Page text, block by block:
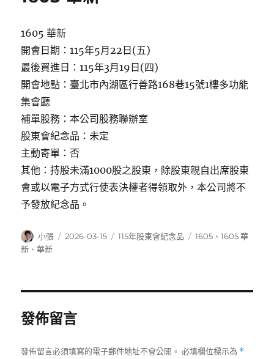
1605 華新
開會日期：115年5月22日(五)
最後買進日：115年3月19日(四)
開會地點：臺北市內湖區行善路168巷15號1樓多功能
集會廳
補單股務：本公司股務聯辦室
股東會紀念品：未定
主動寄單：否
其他：持股未滿1000股之股東，除股東親自出席股東
會或以電子方式行使表決權者得領取外，本公司將不
予發放紀念品。
作
者
小張
發
2026-03-15
分
115年股東會紀念品
標
1605 、1605 華
新 、華新
發佈留言
發佈留言必須填寫的電子郵件地址不會公開。 必填欄位標示為 *